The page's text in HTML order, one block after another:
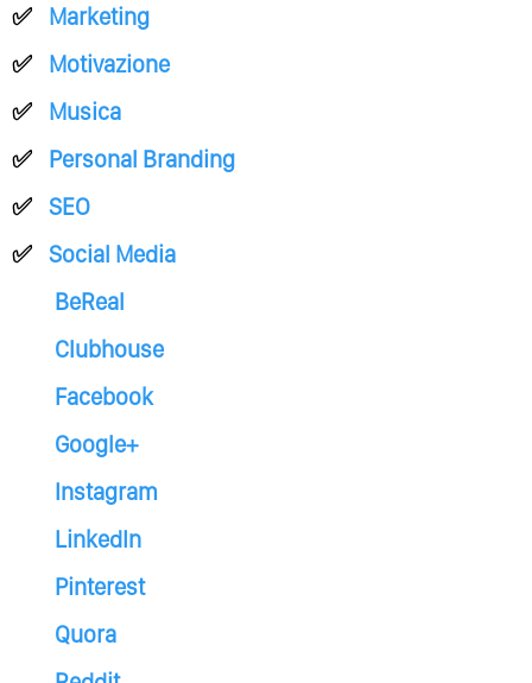
Marketing
Motivazione
Musica
Personal Branding
SEO
Social Media
BeReal
Clubhouse
Facebook
Google+
Instagram
LinkedIn
Pinterest
Quora